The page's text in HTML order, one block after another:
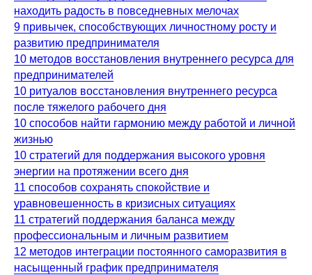
находить радость в повседневных мелочах
9 привычек, способствующих личностному росту и
развитию предпринимателя
10 методов восстановления внутреннего ресурса для
предпринимателей
10 ритуалов восстановления внутреннего ресурса
после тяжелого рабочего дня
10 способов найти гармонию между работой и личной
жизнью
10 стратегий для поддержания высокого уровня
энергии на протяжении всего дня
11 способов сохранять спокойствие и
уравновешенность в кризисных ситуациях
11 стратегий поддержания баланса между
профессиональным и личным развитием
12 методов интеграции постоянного саморазвития в
насыщенный график предпринимателя